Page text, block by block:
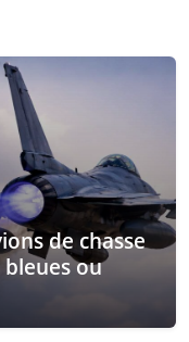
de chasse
ou